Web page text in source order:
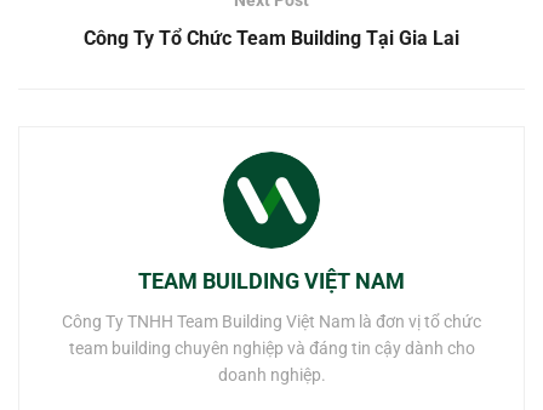
Công Ty Tổ Chức Team Building Tại Gia Lai
TEAM BUILDING VIỆT NAM
Công Ty TNHH Team Building Việt Nam là đơn vị tổ chức
team building chuyên nghiệp và đáng tin cậy dành cho
doanh nghiệp.